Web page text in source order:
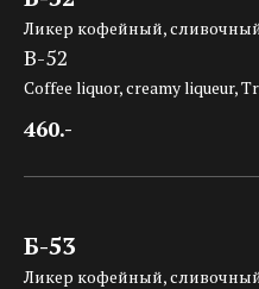
Ликер кофейный,
B-52
Coffee liquor, creamy liqueur,
460.-
Б-53
Ликер кофейный,